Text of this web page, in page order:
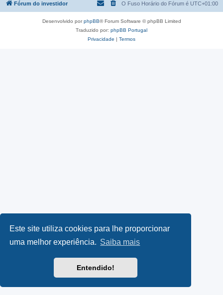
Este site utiliza cookies para lhe proporcionar
uma melhor experiência. Saiba mais
Entendido!
Fórum do investidor O Fuso Horário do Fórum é UTC+01:00
Desenvolvido porphpBB® Forum Software © phpBB Limited
Traduzido por: phpBB Portugal
Privacidade | Termos